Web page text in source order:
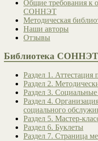
Общие требования к
СОННЭТ
Методическая
Наши авторы
Отзывы
Библиотека СОННЭТ
Раздел 1.
Раздел 2.
Раздел 3.
Раздел 4.
социального
Раздел 5. Мастер-
Раздел 6. Буклеты
Раздел 7. Страница